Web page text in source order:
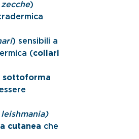
)
) sensibili a
(collari
sottoforma
cutanea che